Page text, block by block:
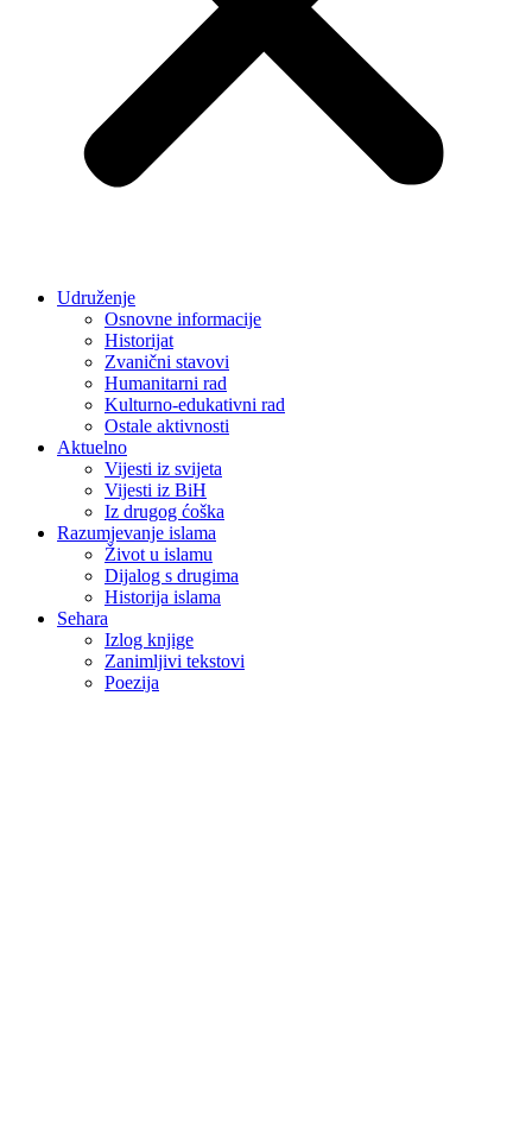
Udruženje
Osnovne informacije
Historijat
Zvanični stavovi
Humanitarni rad
Kulturno-edukativni rad
Ostale aktivnosti
Aktuelno
Vijesti iz svijeta
Vijesti iz BiH
Iz drugog ćoška
Razumjevanje islama
Život u islamu
Dijalog s drugima
Historija islama
Sehara
Izlog knjige
Zanimljivi tekstovi
Poezija